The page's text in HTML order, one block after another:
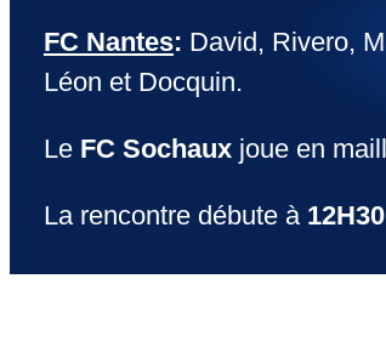
FC Nantes: David, Rivero,
Léon et Docquin.
Le FC Sochauxjoue en
La rencontre débute à 12H30